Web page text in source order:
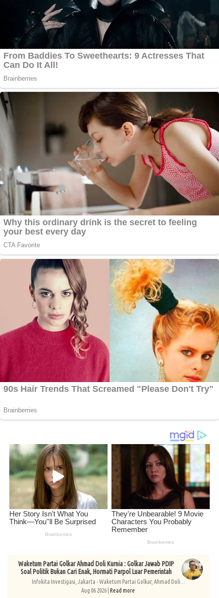
Waketum Partai Golkar Ahmad Doli Kurnia : Golkar Jawab PDIP
Soal Politik Bukan Cari Enak, Hormati Parpol Luar Pemerintah
Infokita Investigasi, Jakarta - Waketum Partai Golkar, Ahmad Doli...
Aug 06 2026 | Read more